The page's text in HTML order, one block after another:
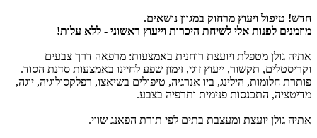
חדש! טיפול ויעוץ מרחוק במגוון נושאים.
מוזמנים לפנות אלי לשיחת היכרות וייעוץ ראשוני - ללא עלות!
אתיה גולן מטפלת ויועצת רוחנית באמצעות: מרפאה דרך צבעים
וקריסטלים, תקשור, ייעוץ זוגי, זימון שפע לחיינו באמצעות סדנת הסוד.
פותרת חלומות, הילינג, ביו אנרגיה, טיפולים בשיאצו, רפלקסולוגיה, יוגה,
מדיטציה, התכנסות פנימית ותרפיה בצבע.
אתיה גולן יועצת ומעצבת בתים לפי תורת הפאנג שווי.